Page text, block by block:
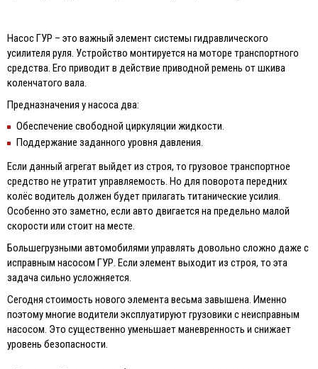
Насос ГУР – это важный элемент системы гидравлического
усилителя руля. Устройство монтируется на моторе транспортного
средства. Его приводит в действие приводной ремень от шкива
коленчатого вала.
Предназначения у насоса два:
Обеспечение свободной циркуляции жидкости.
Поддержание заданного уровня давления.
Если данный агрегат выйдет из строя, то грузовое транспортное
средство не утратит управляемость. Но для поворота передних
колёс водитель должен будет прилагать титанические усилия.
Особенно это заметно, если авто двигается на предельно малой
скорости или стоит на месте.
Большегрузными автомобилями управлять довольно сложно даже с
исправным насосом ГУР. Если элемент выходит из строя, то эта
задача сильно усложняется.
Сегодня стоимость нового элемента весьма завышена. Именно
поэтому многие водители эксплуатируют грузовики с неисправным
насосом. Это существенно уменьшает маневренность и снижает
уровень безопасности.